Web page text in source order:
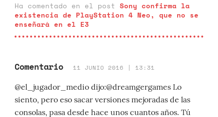
Ha comentado en el post Sony confirma la
existencia de PlayStation 4 Neo, que no se
enseñará en el E3
Comentario 11 JUNIO 2016 | 13:31
@el_jugador_medio dijo:@dreamgergames Lo
siento, pero eso sacar versiones mejoradas de las
consolas, pasa desde hace unos cuantos años. Tú